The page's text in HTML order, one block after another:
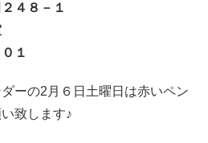
４８－１
１
ーの2月６日土曜日は赤いペン
致します♪